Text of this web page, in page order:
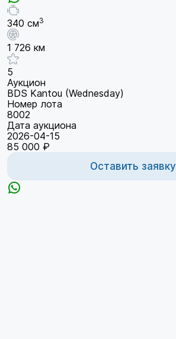
340 см3
1 726 км
5
Аукцион
BDS Kantou (Wednesday)
Номер лота
8002
Дата аукциона
2026-04-15
85 000 ₽
Оставить заявку